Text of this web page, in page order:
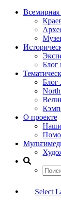
Всемирная
Блог
North
О проекте
Select